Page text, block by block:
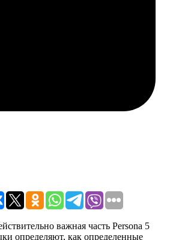
важная часть Persona 5
определяют, как определенные